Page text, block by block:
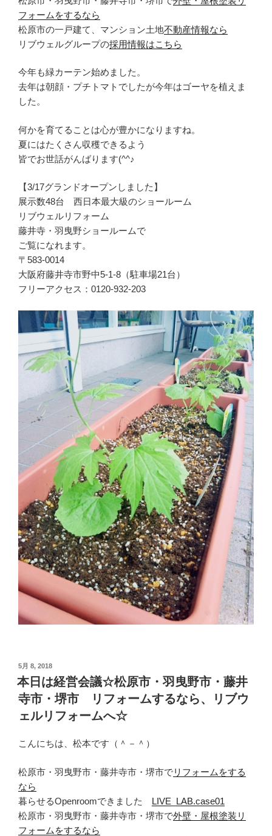
フォームをするなら
松原市の一戸建て、マンション土地不動産情報なら
リブウェルグループの採用情報はこちら
今年も緑カーテン始めました。
去年は朝顔・プチトマトでしたが今年はゴーヤを植えま
した。
何かを育てることは心が豊かになりますね。
夏にはたくさん収穫できるよう
皆でお世話がんばります(^^♪
【3/17グランドオープンしました】
展示数48台 西日本最大級のショールーム
リブウェルリフォーム
藤井寺・羽曳野ショールームで
ご覧になれます。
〒583-0014
大阪府藤井寺市野中5-1-8（駐車場21台）
フリーアクセス：0120-932-203
投
稿
日:
5月 8, 2018
本日は経営会議☆松原市・羽曳野市・藤井
寺市・堺市 リフォームするなら、リブウ
ェルリフォームへ☆
こんにちは、松本です（＾－＾）
松原市・羽曳野市・藤井寺市・堺市でリフォームをする
なら
暮らせるOpenroomできました LIVE_LAB.case01
松原市・羽曳野市・藤井寺市・堺市で外壁・屋根塗装リ
フォームをするなら